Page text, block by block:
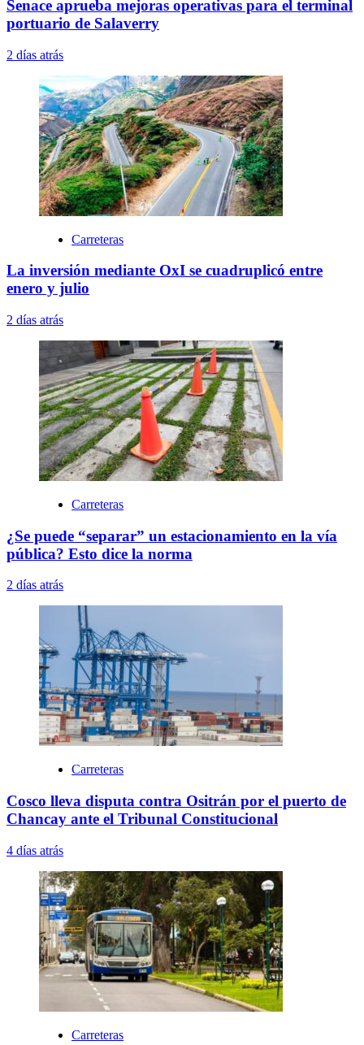
Senace aprueba mejoras operativas para el terminal
portuario de Salaverry
2 días atrás
Carreteras
La inversión mediante OxI se cuadruplicó entre
enero y julio
2 días atrás
Carreteras
¿Se puede “separar” un estacionamiento en la vía
pública? Esto dice la norma
2 días atrás
Carreteras
Cosco lleva disputa contra Ositrán por el puerto de
Chancay ante el Tribunal Constitucional
4 días atrás
Carreteras